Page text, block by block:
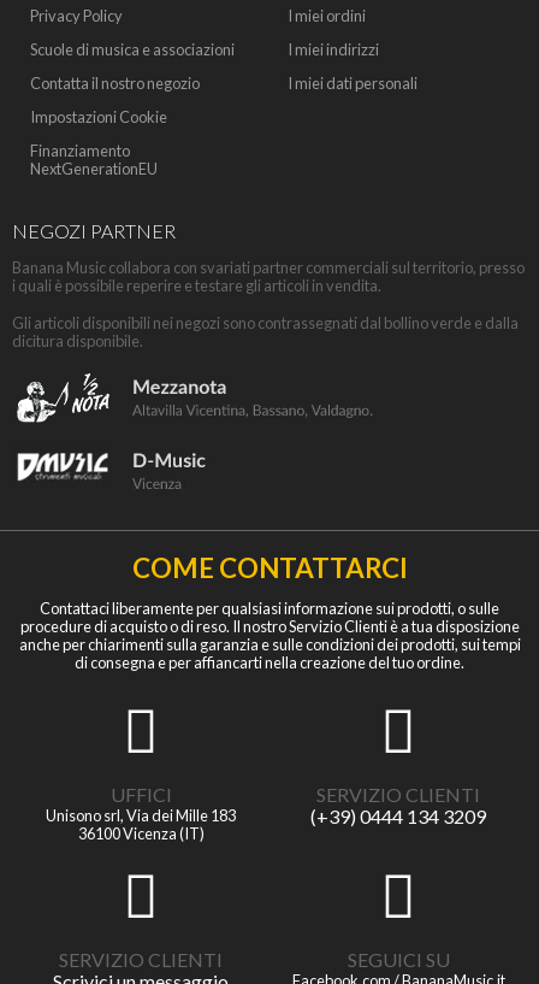
Privacy Policy
Scuole di musica e associazioni
Contatta il nostro negozio
Impostazioni Cookie
Finanziamento
NextGenerationEU
I miei ordini
I miei indirizzi
I miei dati personali
NEGOZI PARTNER
Banana Music collabora con svariati partner commerciali sul territorio, presso
i quali è possibile reperire e testare gli articoli in vendita.
Gli articoli disponibili nei negozi sono contrassegnati dal bollino verde e dalla
dicitura disponibile.
COME CONTATTARCI
Contattaci liberamente per qualsiasi informazione sui prodotti, o sulle
procedure di acquisto o di reso. Il nostro Servizio Clienti è a tua disposizione
anche per chiarimenti sulla garanzia e sulle condizioni dei prodotti, sui tempi
di consegna e per affiancarti nella creazione del tuo ordine.
UFFICI
Unisono srl, Via dei Mille 183
36100 Vicenza (IT)
SERVIZIO CLIENTI
(+39) 0444 134 3209
SERVIZIO CLIENTI
SEGUICI SU
Facebook.com / BananaMusic.it